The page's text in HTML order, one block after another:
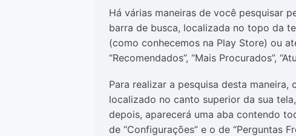
Há várias maneiras de você pesquisar
barra de busca, localizada no topo da
(como conhecemos na Play Store) ou
“Recomendados”, “Mais Procurados”,
Para realizar a pesquisa desta
localizado no canto superior da sua
depois, aparecerá uma aba contendo
de “Configurações” e o de “Perguntas